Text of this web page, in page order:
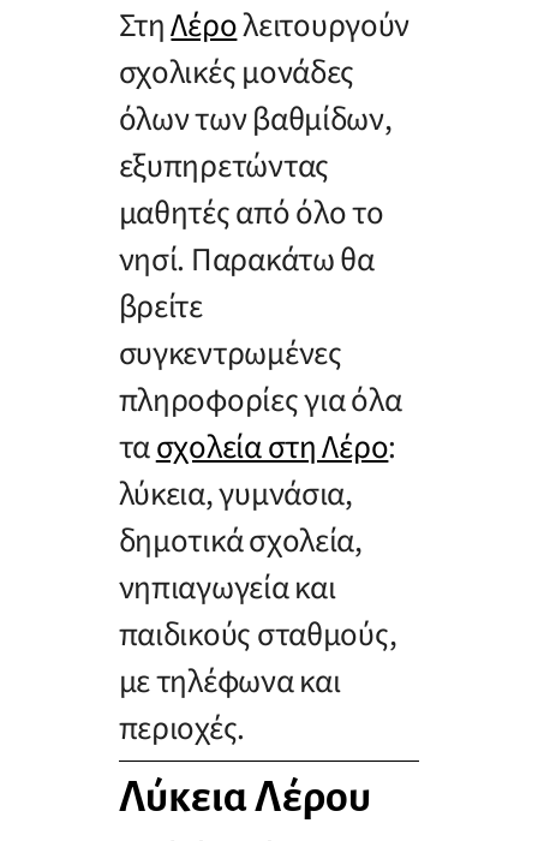
ΣτηΛέρολειτουργούν
σχολικές μονάδες
όλων των βαθμίδων,
εξυπηρετώντας
μαθητές από όλο το
νησί. Παρακάτω θα
βρείτε
συγκεντρωμένες
πληροφορίες για όλα
τασχολεία στη Λέρο:
λύκεια, γυμνάσια,
δημοτικά σχολεία,
νηπιαγωγεία και
παιδικούς σταθμούς,
με τηλέφωνα και
περιοχές.
Λύκεια Λέρου